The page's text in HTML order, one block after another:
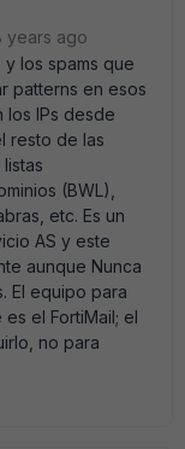
years ago
los spams que
patterns en esos
los IPs desde
resto de las
(BWL),
etc. Es un
AS y este
aunque Nunca
El equipo para
el FortiMail; el
no para